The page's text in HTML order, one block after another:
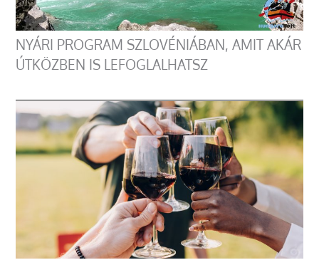
NYÁRI PROGRAM SZLOVÉNIÁBAN, AMIT AKÁR
ÚTKÖZBEN IS LEFOGLALHATSZ